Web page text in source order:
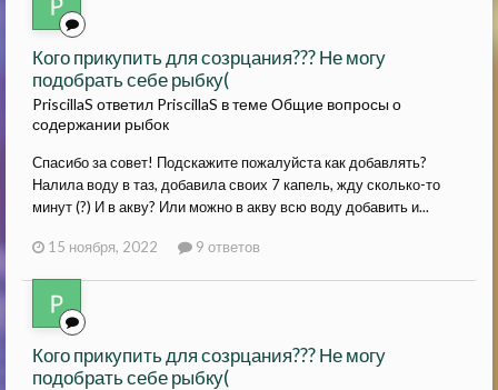
Кого прикупить для созрцания??? Не могу
подобрать себе рыбку(
PriscillaS ответил PriscillaS в темеОбщие вопросы о
содержании рыбок
Спасибо за совет! Подскажите пожалуйста как добавлять?
Налила воду в таз, добавила своих 7 капель, жду сколько-то
минут (?) И в акву? Или можно в акву всю воду добавить и...
15 ноября, 2022 9 ответов
Кого прикупить для созрцания??? Не могу
подобрать себе рыбку(